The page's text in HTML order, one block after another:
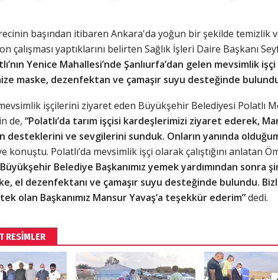
başından itibaren Ankara'da yoğun bir şekilde temizlik
çalışması yaptıklarını belirten Sağlık İşleri Daire Başkanı
Yenice Mahallesi’nde Şanlıurfa’dan gelen mevsimlik işçi
maske, dezenfektan ve çamaşır suyu desteğinde
işçilerini ziyaret eden Büyükşehir Belediyesi Polatlı
de, “Polatlı’da tarım işçisi kardeşlerimizi ziyaret ederek,
desteklerini ve sevgilerini sunduk. Onların yanında
konuştu. Polatlı’da mevsimlik işçi olarak çalıştığını anlatan
Belediye Başkanımız yemek yardımından sonra
el dezenfektanı ve çamaşır suyu desteğinde bulundu.
olan Başkanımız Mansur Yavaş’a teşekkür ederim”dedi.
RESİMLER